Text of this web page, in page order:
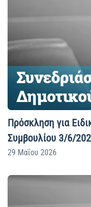
Πρόσκληση για
Συμβουλίου 3/6/
29 Μαΐου 2026